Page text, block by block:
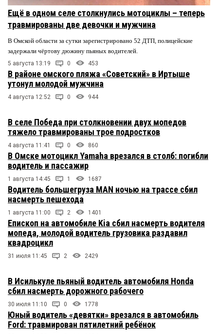
Ещё в одном селе столкнулись мотоциклы – теперь
травмированы две девочки и мужчина
В Омской области за сутки зарегистрировано 52 ДТП, полицейские
задержали чёртову дюжину пьяных водителей.
5 августа 13:19 0 453
В районе омского пляжа «Советский» в Иртыше
утонул молодой мужчина
4 августа 12:52 0 944
В селе Победа при столкновении двух мопедов
тяжело травмированы трое подростков
4 августа 11:41 0 860
В Омске мотоцикл Yamaha врезался в столб: погибли
водитель и пассажир
1 августа 14:45 1 1687
Водитель большегруза MAN ночью на трассе сбил
насмерть пешехода
1 августа 11:00 2 1401
Епископ на автомобиле Kia сбил насмерть водителя
мопеда, молодой водитель грузовика раздавил
квадроцикл
31 июля 11:45 2 2429
В Исилькуле пьяный водитель автомобиля Honda
сбил насмерть дорожного рабочего
30 июля 11:10 0 1778
Юный водитель «девятки» врезался в автомобиль
Ford: травмирован пятилетний ребёнок